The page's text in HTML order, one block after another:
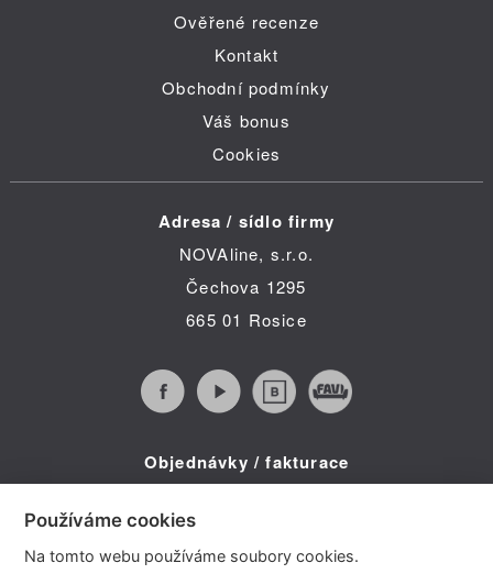
Ověřené recenze
Kontakt
Obchodní podmínky
Váš bonus
Cookies
Adresa / sídlo firmy
NOVAline, s.r.o.
Čechova 1295
665 01 Rosice
Objednávky / fakturace
Telefon: +420 734 322 587
E-mail: info@novaline.cz
Používáme cookies
Na tomto webu používáme soubory cookies.